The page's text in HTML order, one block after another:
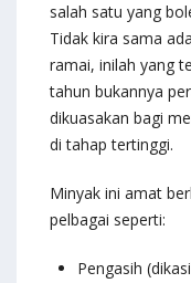
salah satu yang
Tidak kira sama
ramai, inilah yang
tahun bukannya
dikuasakan bagi
di tahap tertinggi.
Minyak ini amat
pelbagai seperti:
Pengasih